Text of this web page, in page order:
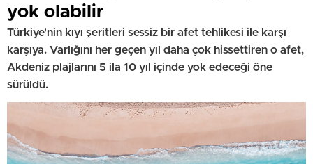
yok olabilir
Türkiye'nin kıyı şeritleri sessiz bir afet tehlikesi ile karşı
karşıya. Varlığını her geçen yıl daha çok hissettiren o afet,
Akdeniz plajlarını 5 ila 10 yıl içinde yok edeceği öne
sürüldü.